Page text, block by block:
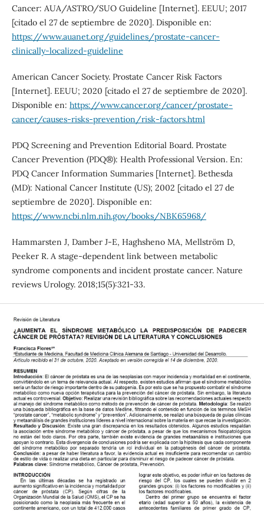
Cancer: AUA/ASTRO/SUO Guideline [Internet]. EEUU; 2017
[citado el 27 de septiembre de 2020]. Disponible en:
https://www.auanet.org/guidelines/prostate-cancer-
clinically-localized-guideline
American Cancer Society. Prostate Cancer Risk Factors
[Internet]. EEUU; 2020 [citado el 27 de septiembre de 2020].
Disponible en: https://www.cancer.org/cancer/prostate-
cancer/causes-risks-prevention/risk-factors.html
PDQ Screening and Prevention Editorial Board. Prostate
Cancer Prevention (PDQ®): Health Professional Version. En:
PDQ Cancer Information Summaries [Internet]. Bethesda
(MD): National Cancer Institute (US); 2002 [citado el 27 de
septiembre de 2020]. Disponible en:
https://www.ncbi.nlm.nih.gov/books/NBK65968/
Hammarsten J, Damber J-E, Haghsheno MA, Mellström D,
Peeker R. A stage-dependent link between metabolic
syndrome components and incident prostate cancer. Nature
reviews Urology. 2018;15(5):321-33.